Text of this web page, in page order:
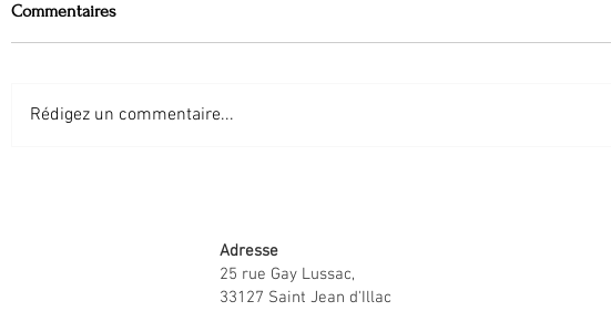
Commentaires
Rédigez un commentaire...
Adresse
25 rue Gay Lussac,
33127 Saint Jean d'Illac